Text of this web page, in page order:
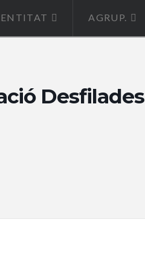
ENTITAT AGRUP.
Desfilades